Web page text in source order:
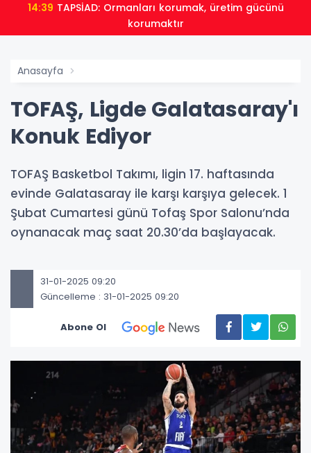
14:39
korumaktır
Anasayfa
TOFAŞ, Ligde Galatasaray'ı
Konuk Ediyor
TOFAŞ Basketbol Takımı, ligin 17. haftasında
evinde Galatasaray ile karşı karşıya gelecek. 1
Şubat Cumartesi günü Tofaş Spor Salonu’nda
oynanacak maç saat 20.30’da başlayacak.
31-01-2025 09:20
Güncelleme : 31-01-2025 09:20
Abone Ol